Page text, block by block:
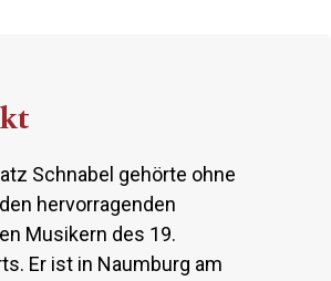
Schnabel gehörte ohne
hervorragenden
Musikern des 19.
Er ist in Naumburg am